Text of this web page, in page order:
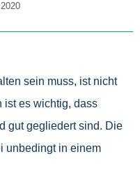
sein muss, ist nicht
ist es wichtig, dass
gut gegliedert sind. Die
unbedingt in einem